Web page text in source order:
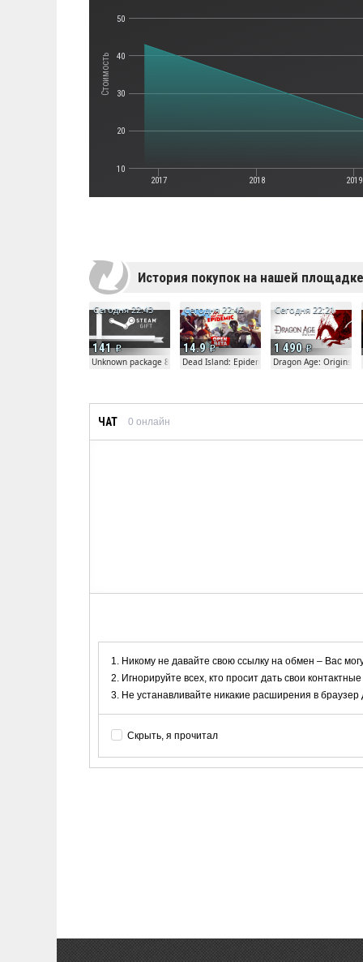
Стоимость
2017 2018 2019
10
20
30
40
50
История покупок на нашей площадке
141
Сегодня 22:43
Unknown package 81804
14.9
Сегодня 22:42
Dead Island: Epidemic
1 490
Сегодня 22:21
Dragon Age: Origins
ЧАТ 0 онлайн
Никому не давайте свою ссылку на обмен – Вас
Игнорируйте всех, кто просит дать свои
Не устанавливайте никакие расширения в
Скрыть, я прочитал